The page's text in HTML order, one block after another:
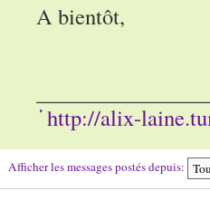
A bientôt,
http://alix-
Afficher les messages postés depuis: